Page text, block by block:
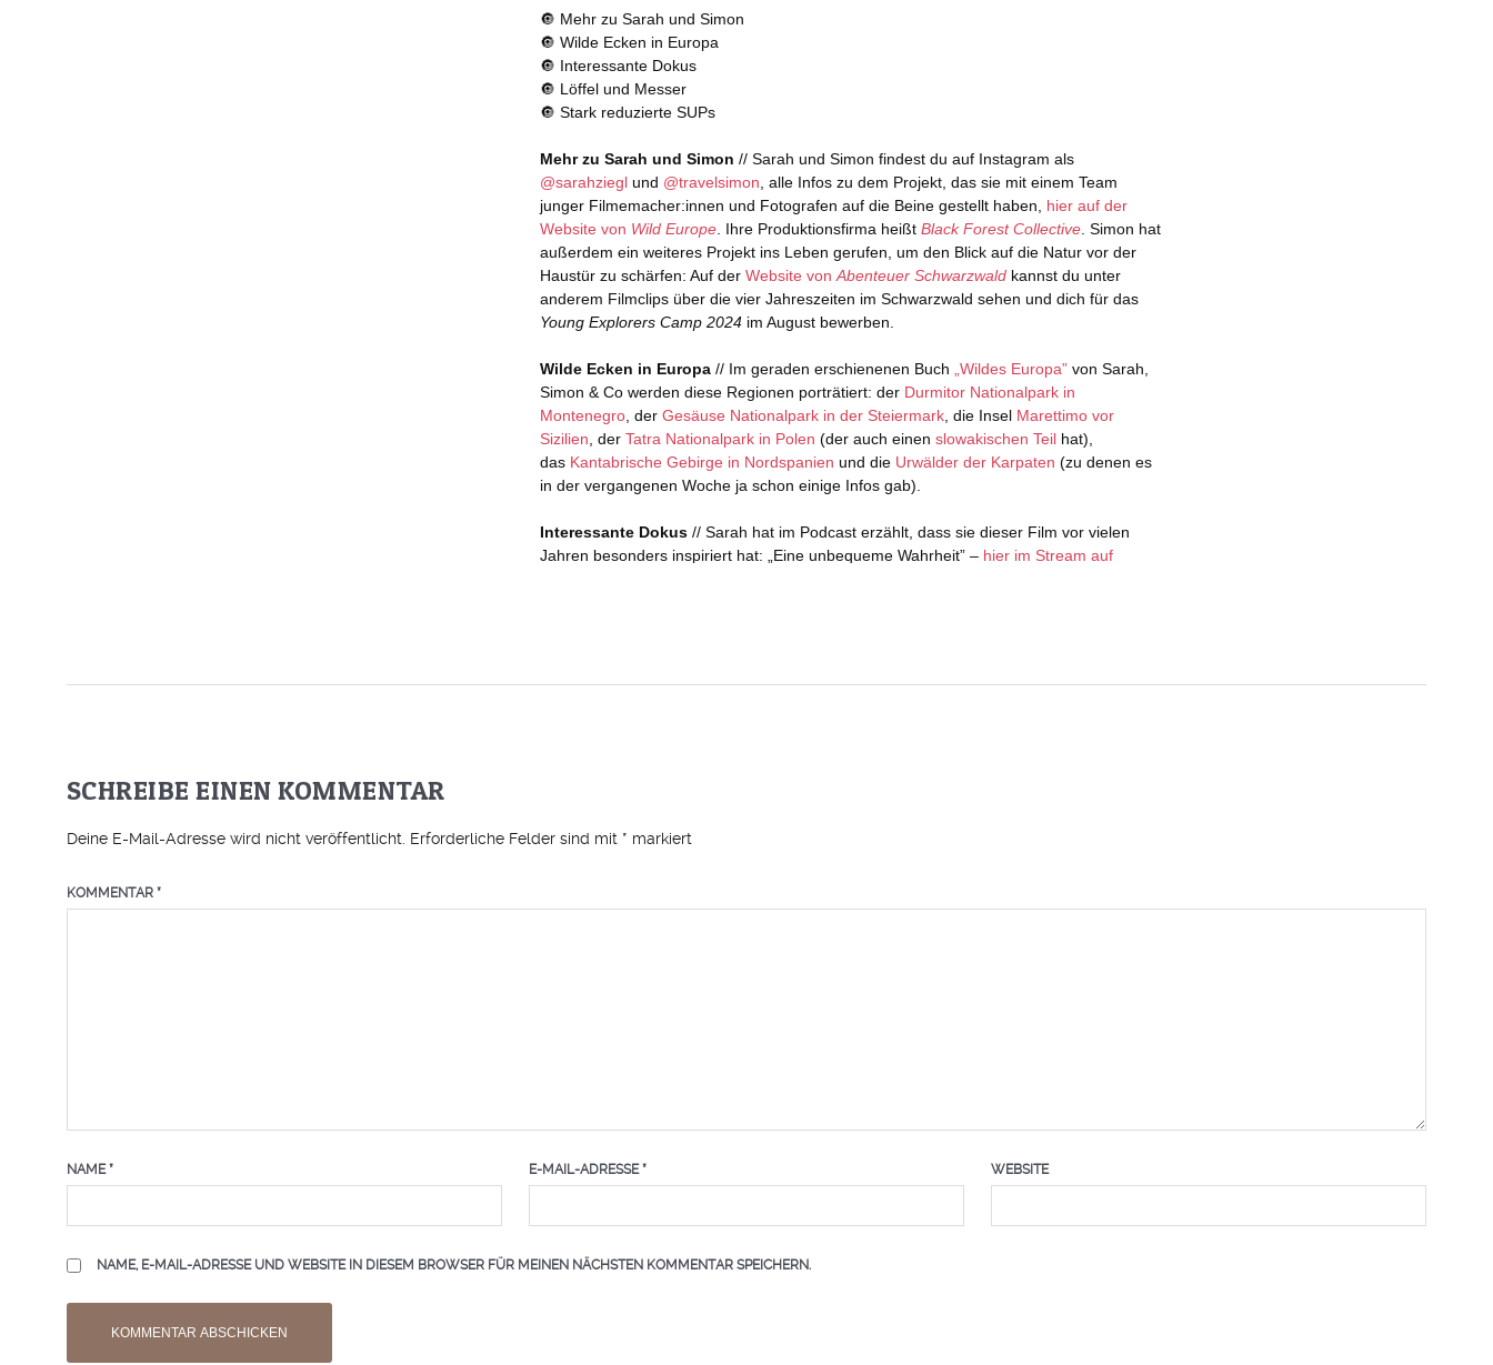
SCHREIBE EINEN KOMMENTAR
Deine E-Mail-Adresse wird nicht veröffentlicht. Erforderliche Felder sind mit * markiert
KOMMENTAR *
NAME* E-MAIL-ADRESSE* WEBSITE
NAME, E-MAIL-ADRESSE UND WEBSITE IN DIESEM BROWSER FÜR MEINEN NÄCHSTEN KOMMENTAR SPEICHERN.